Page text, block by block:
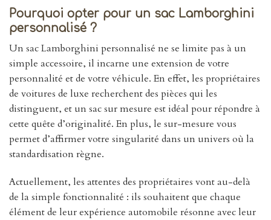
Pourquoi opter pour un sac Lamborghini
personnalisé ?
Un sac Lamborghini personnalisé ne se limite pas à un
simple accessoire, il incarne une extension de votre
personnalité et de votre véhicule. En effet, les propriétaires
de voitures de luxe recherchent des pièces qui les
distinguent, et un sac sur mesure est idéal pour répondre à
cette quête d’originalité. En plus, le sur-mesure vous
permet d’affirmer votre singularité dans un univers où la
standardisation règne.
Actuellement, les attentes des propriétaires vont au-delà
de la simple fonctionnalité : ils souhaitent que chaque
élément de leur expérience automobile résonne avec leur